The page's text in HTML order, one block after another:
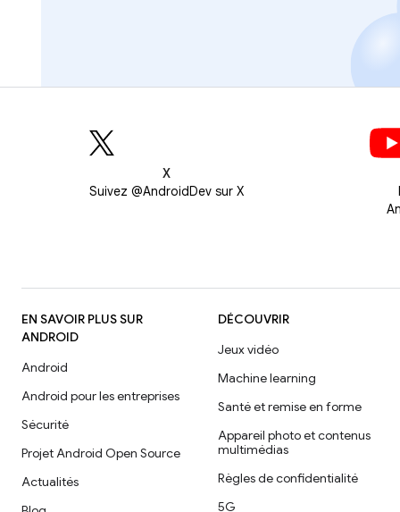
X
Suivez @AndroidDev sur X
EN SAVOIR PLUS SUR
ANDROID
Android
Android pour les entreprises
Sécurité
Projet Android Open Source
Actualités
DÉCOUVRIR
Jeux vidéo
Machine learning
Santé et remise en forme
Appareil photo et contenus
multimédias
Règles de confidentialité
5G